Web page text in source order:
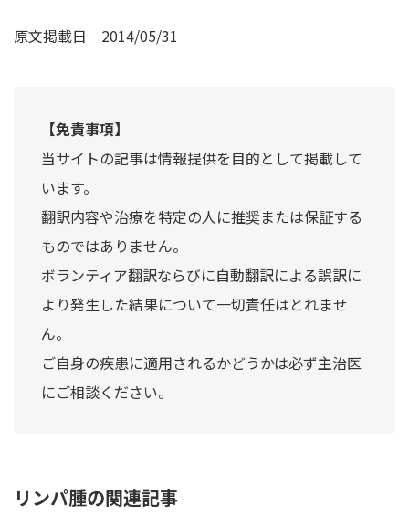
原文掲載日 2014/05/31
【免責事項】
当サイトの記事は情報提供を目的として掲載して
います。
翻訳内容や治療を特定の人に推奨または保証する
ものではありません。
ボランティア翻訳ならびに自動翻訳による誤訳に
より発生した結果について一切責任はとれませ
ん。
ご自身の疾患に適用されるかどうかは必ず主治医
にご相談ください。
リンパ腫の関連記事